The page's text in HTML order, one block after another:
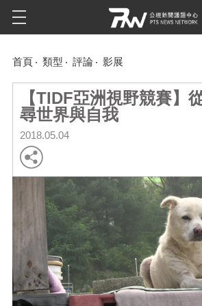
首頁 類型 評論 影展
【TIDF亞洲視野競賽】
尋世界與自我
2018.05.04